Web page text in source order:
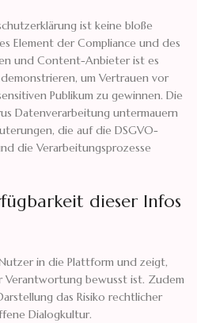
ist keine bloße
Element der Compliance und des
und Content-Anbieter ist es
um Vertrauen vor
Publikum zu gewinnen. Die
Datenverarbeitung untermauern
die auf die DSGVO-
die Verarbeitungsprozesse
dieser Infos
in die Plattform und zeigt,
Verantwortung bewusst ist. Zudem
das Risiko rechtlicher
Dialogkultur.